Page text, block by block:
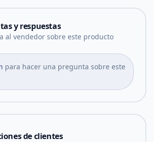
y respuestas
al vendedor sobre este producto
para hacer una pregunta sobre este
de clientes